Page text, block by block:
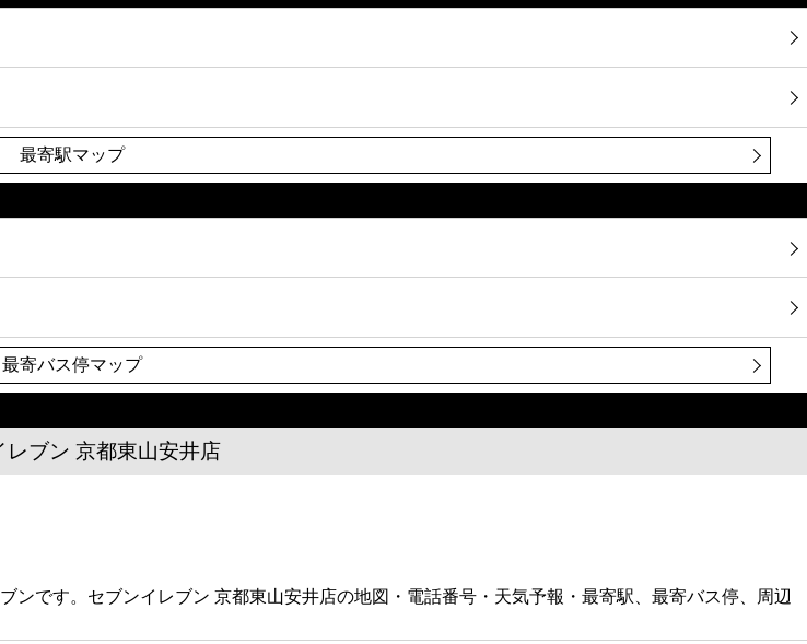
最寄駅マップ
最寄バス停マップ
レブン 京都東山安井店
です。セブンイレブン 京都東山安井店の地図・電話番号・天気予報・最寄駅、最寄バス停、周辺